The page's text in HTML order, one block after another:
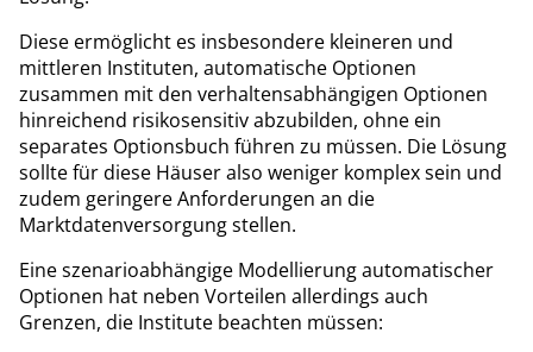
Diese ermöglicht es insbesondere kleineren und
mittleren Instituten, automatische Optionen
zusammen mit den verhaltensabhängigen Optionen
hinreichend risikosensitiv abzubilden, ohne ein
separates Optionsbuch führen zu müssen. Die Lösung
sollte für diese Häuser also weniger komplex sein und
zudem geringere Anforderungen an die
Marktdatenversorgung stellen.
Eine szenarioabhängige Modellierung automatischer
Optionen hat neben Vorteilen allerdings auch
Grenzen, die Institute beachten müssen: